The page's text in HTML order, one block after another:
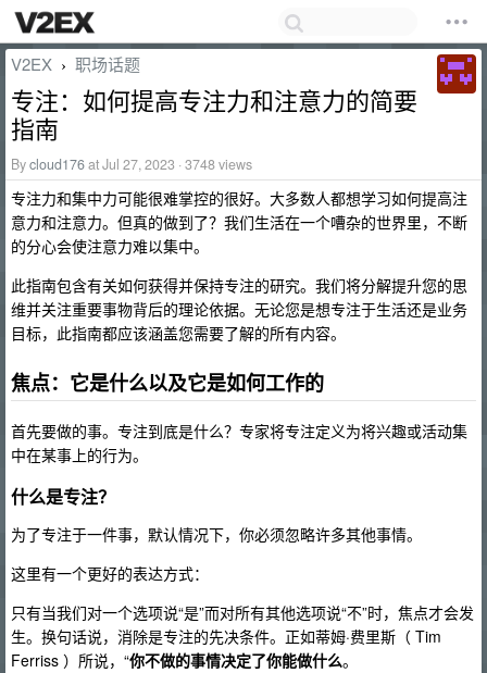
V2EX › 职场话题
专注：如何提高专注力和注意力的简要
指南
Bycloud176at Jul 27, 2023 · 3748 views
专注力和集中力可能很难掌控的很好。大多数人都想学习如何提高注
意力和注意力。但真的做到了？我们生活在一个嘈杂的世界里，不断
的分心会使注意力难以集中。
此指南包含有关如何获得并保持专注的研究。我们将分解提升您的思
维并关注重要事物背后的理论依据。无论您是想专注于生活还是业务
目标，此指南都应该涵盖您需要了解的所有内容。
焦点：它是什么以及它是如何工作的
首先要做的事。专注到底是什么？专家将专注定义为将兴趣或活动集
中在某事上的行为。
什么是专注？
为了专注于一件事，默认情况下，你必须忽略许多其他事情。
这里有一个更好的表达方式：
只有当我们对一个选项说“是”而对所有其他选项说“不”时，焦点才会发
生。换句话说，消除是专注的先决条件。正如蒂姆·费里斯（ Tim
Ferriss ）所说，“你不做的事情决定了你能做什么。